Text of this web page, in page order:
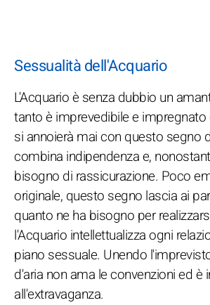
Sessualità dell'Acquario
L'Acquario è senza dubbio un
tanto è imprevedibile e
si annoierà mai con questo segno
combina indipendenza e,
bisogno di rassicurazione. Poco
originale, questo segno lascia ai
quanto ne ha bisogno per
l'Acquario intellettualizza ogni
piano sessuale. Unendo
d'aria non ama le convenzioni ed è
all'extravaganza.